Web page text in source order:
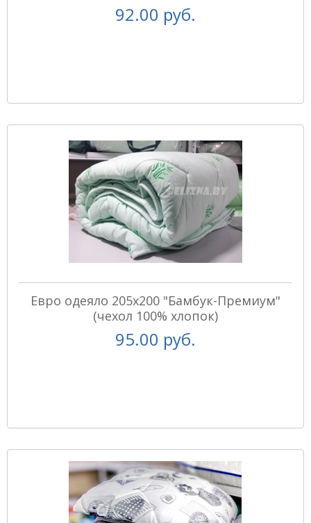
92.00 руб.
Евро одеяло 205x200 "Бамбук-Премиум"
(чехол 100% хлопок)
95.00 руб.